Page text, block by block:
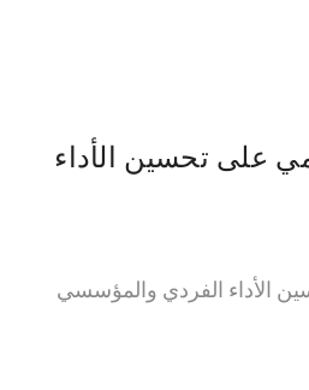
على تحسين الأداء
الأداء الفردي والمؤسسي